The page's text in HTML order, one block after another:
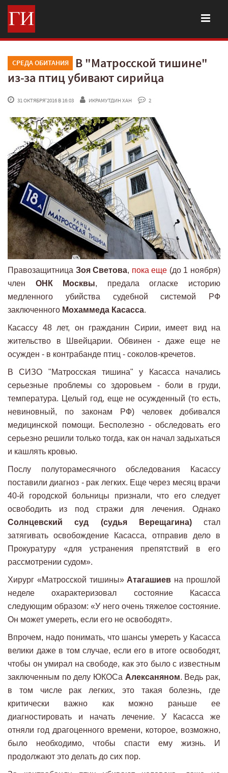
СРЕДА ОБИТАНИЯ
В "Матросской тишине"
из-за птиц убивают сирийца
31 ОКТЯБРЯ'2016 В 16:03 ИКРАМУТДИН ХАН 2
Правозащитница Зоя Светова, пока еще (до 1 ноября)
член ОНК Москвы, предала огласке историю
медленного убийства судебной системой РФ
заключенного Мохаммеда Касасса.
Касассу 48 лет, он гражданин Сирии, имеет вид на
жительство в Швейцарии. Обвинен - даже еще не
осужден - в контрабанде птиц - соколов-кречетов.
В СИЗО "Матросская тишина" у Касасса начались
серьезные проблемы со здоровьем - боли в груди,
температура. Целый год, еще не осужденный (то есть,
невиновный, по законам РФ) человек добивался
медицинской помощи. Бесполезно - обследовать его
серьезно решили только тогда, как он начал задыхаться
и кашлять кровью.
Послу полуторамесячного обследования Касассу
поставили диагноз - рак легких. Еще через месяц врачи
40-й городской больницы признали, что его следует
освободить из под стражи для лечения. Однако
Солнцевский суд (судья Верещагина)стал
затягивать освобождение Касасса, отправив дело в
Прокуратуру «для устранения препятствий в его
рассмотрении судом».
Хирург «Матросской тишины» Атагашиев на прошлой
неделе охарактеризовал состояние Касасса
следующим образом: «У него очень тяжелое состояние.
Он может умереть, если его не освободят».
Впрочем, надо понимать, что шансы умереть у Касасса
велики даже в том случае, если его в итоге освободят,
чтобы он умирал на свободе, как это было с известным
заключенным по делу ЮКОСа Алексаняном. Ведь рак,
в том числе рак легких, это такая болезнь, где
критически важно как можно раньше ее
диагностировать и начать лечение. У Касасса же
отняли год драгоценного времени, которое, возможно,
было необходимо, чтобы спасти ему жизнь. И
продолжают это делать до сих пор.